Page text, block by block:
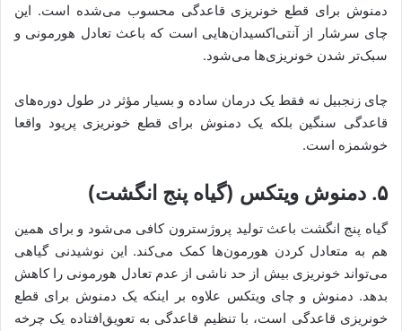
دمنوش برای قطع خونریزی قاعدگی محسوب می‌شده است. این
چای سرشار از آنتی‌اکسیدان‌هایی است که باعث تعادل هورمونی و
سبک‌تر شدن خونریزی‌ها می‌شود.
چای زنجبیل نه فقط یک درمان ساده و بسیار مؤثر در طول دوره‌های
قاعدگی سنگین بلکه یک دمنوش برای قطع خونریزی پریود واقعا
خوشمزه است.
۵. دمنوش ویتکس (گیاه پنج انگشت)
گیاه پنج انگشت باعث تولید پروژسترون کافی می‌شود و برای همین
هم به متعادل کردن هورمون‌ها کمک می‌کند. این نوشیدنی گیاهی
می‌تواند خونریزی بیش از حد ناشی از عدم تعادل هورمونی را کاهش
بدهد. دمنوش و چای ویتکس علاوه بر اینکه یک دمنوش برای قطع
خونریزی قاعدگی است، با تنظیم قاعدگی به تعویق‌افتاده یک چرخه‌